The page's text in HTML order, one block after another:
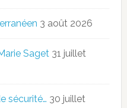
3 août 2026
Saget 31 juillet
sécurité… 30 juillet